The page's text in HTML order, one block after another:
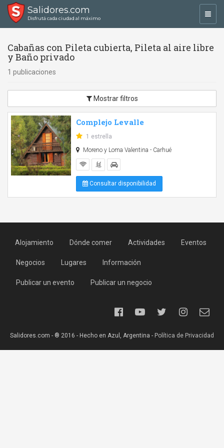
Salidores.com
Disfrutá cada ciudad al máximo
Cabañas con Pileta cubierta, Pileta al aire libre
y Baño privado
1 publicaciones
Mostrar filtros
Complejo Levalle
1 estrella
Moreno y Loma Valentina - Carhué
Consultar disponibilidad
Alojamiento Dónde comer Actividades Eventos
Negocios Lugares Información
Publicar un evento Publicar un negocio
Salidores.com - ® 2016 - Hecho en Azul, Argentina - Política de Privacidad